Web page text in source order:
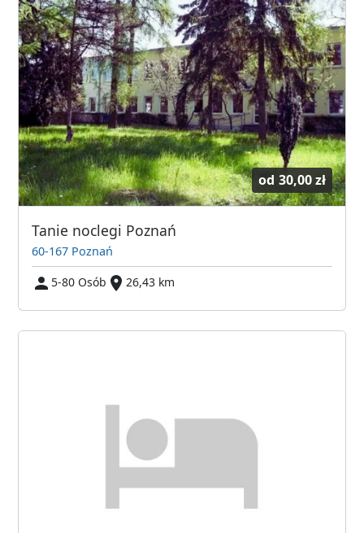
od 30,00 zł
Tanie noclegi Poznań
60-167 Poznań
5-80 Osób
26,43 km